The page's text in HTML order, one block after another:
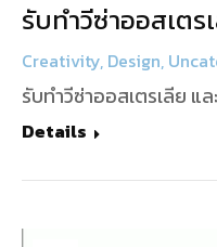
รับทำวีซ่าออสเตร
Creativity, Design,
รับทำวีซ่าออสเตรเลีย แ
Details